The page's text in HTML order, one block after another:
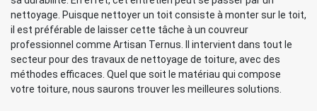
nettoyage. Puisque nettoyer un toit consiste à monter sur le toit,
il est préférable de laisser cette tâche à un couvreur
professionnel comme Artisan Ternus. Il intervient dans tout le
secteur pour des travaux de nettoyage de toiture, avec des
méthodes efficaces. Quel que soit le matériau qui compose
votre toiture, nous saurons trouver les meilleures solutions.